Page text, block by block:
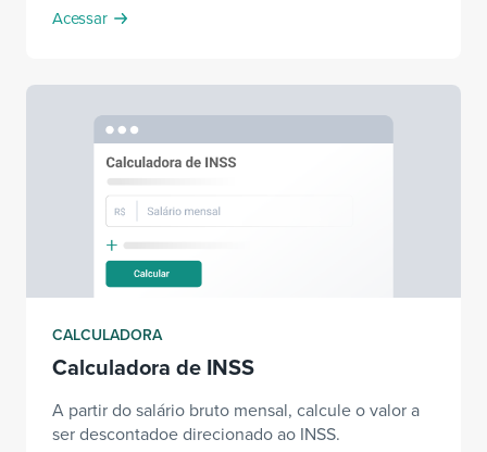
Acessar
CALCULADORA
Calculadora de INSS
A partir do salário bruto mensal, calcule o valor a
ser descontadoe direcionado ao INSS.